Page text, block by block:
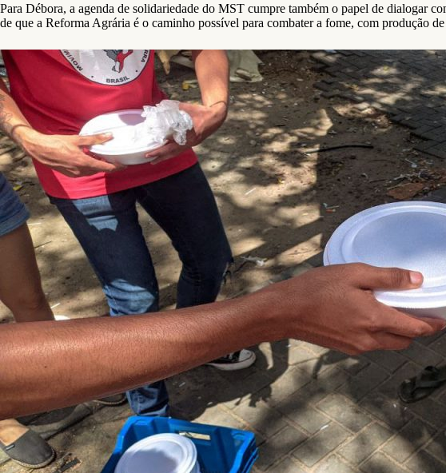
Para Débora, a agenda de solidariedade do MST cumpre também o papel de dialogar
de que a Reforma Agrária é o caminho possível para combater a fome, com produção